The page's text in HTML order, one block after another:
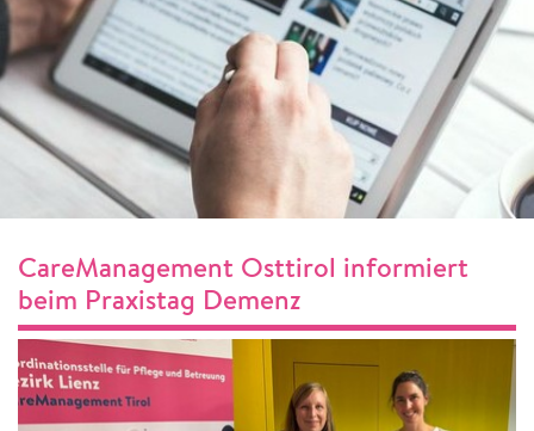
CareManagement Osttirol informiert
beim Praxistag Demenz